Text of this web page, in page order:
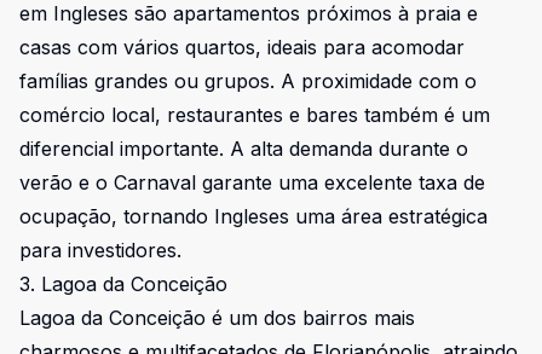
em Ingleses são apartamentos próximos à praia e
casas com vários quartos, ideais para acomodar
famílias grandes ou grupos. A proximidade com o
comércio local, restaurantes e bares também é um
diferencial importante. A alta demanda durante o
verão e o Carnaval garante uma excelente taxa de
ocupação, tornando Ingleses uma área estratégica
para investidores.
3. Lagoa da Conceição
Lagoa da Conceição é um dos bairros mais